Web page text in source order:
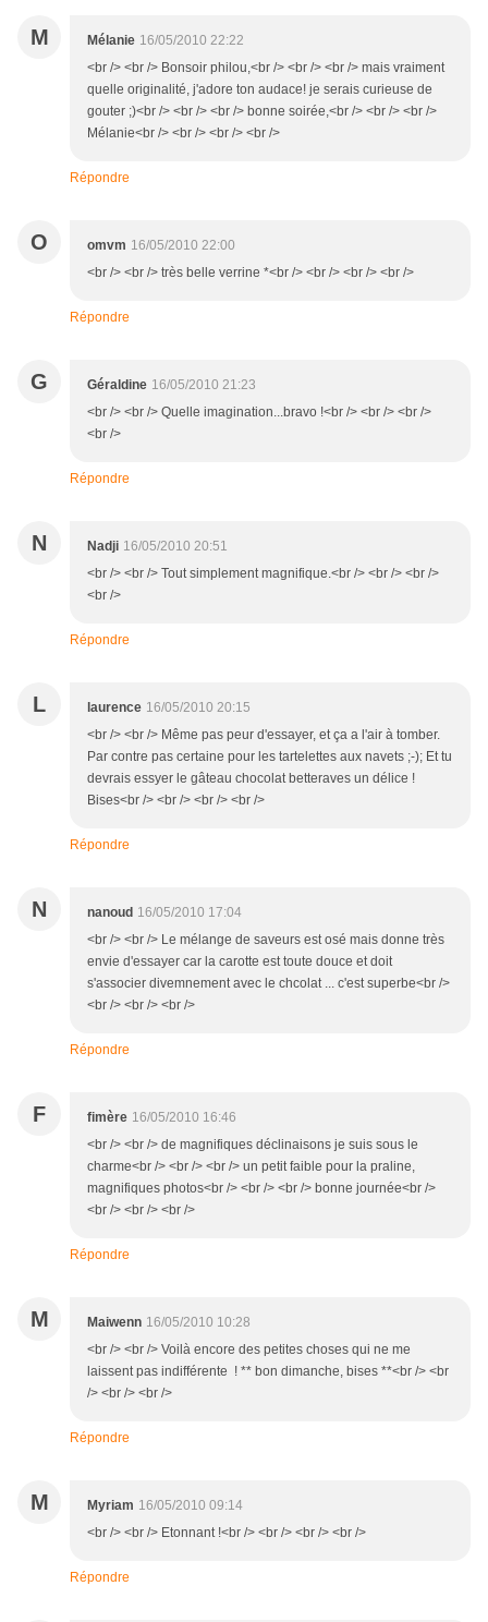
M Mélanie 16/05/2010 22:22
<br /> <br /> Bonsoir philou,<br /> <br /> <br /> mais vraiment
quelle originalité, j'adore ton audace! je serais curieuse de
gouter ;)<br /> <br /> <br /> bonne soirée,<br /> <br /> <br />
Mélanie<br /> <br /> <br /> <br />
Répondre
O omvm 16/05/2010 22:00
<br /> <br /> très belle verrine *<br /> <br /> <br /> <br />
Répondre
G Géraldine 16/05/2010 21:23
<br /> <br /> Quelle imagination...bravo !<br /> <br /> <br />
<br />
Répondre
N Nadji 16/05/2010 20:51
<br /> <br /> Tout simplement magnifique.<br /> <br /> <br />
<br />
Répondre
L laurence 16/05/2010 20:15
<br /> <br /> Même pas peur d'essayer, et ça a l'air à tomber.
Par contre pas certaine pour les tartelettes aux navets ;-); Et tu
devrais essyer le gâteau chocolat betteraves un délice !
Bises<br /> <br /> <br /> <br />
Répondre
N nanoud 16/05/2010 17:04
<br /> <br /> Le mélange de saveurs est osé mais donne très
envie d'essayer car la carotte est toute douce et doit
s'associer divemnement avec le chcolat ... c'est superbe<br />
<br /> <br /> <br />
Répondre
F fimère 16/05/2010 16:46
<br /> <br /> de magnifiques déclinaisons je suis sous le
charme<br /> <br /> <br /> un petit faible pour la praline,
magnifiques photos<br /> <br /> <br /> bonne journée<br />
<br /> <br /> <br />
Répondre
M Maiwenn 16/05/2010 10:28
<br /> <br /> Voilà encore des petites choses qui ne me
laissent pas indifférente ! ** bon dimanche, bises **<br /> <br
/> <br /> <br />
Répondre
M Myriam 16/05/2010 09:14
<br /> <br /> Etonnant !<br /> <br /> <br /> <br />
Répondre